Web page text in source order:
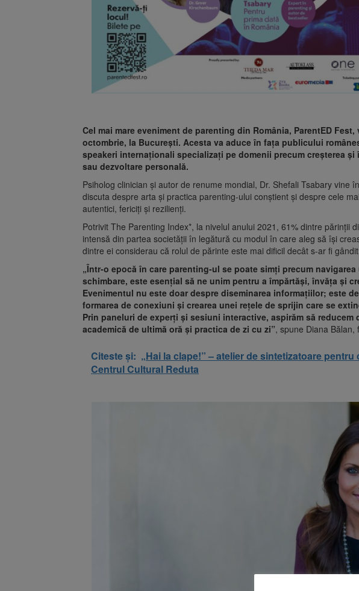
Cel mai mare eveniment de parenting din România, ParentED
octombrie, la București. Acesta va aduce în fața publicului
speakeri internaționali specializați pe domenii precum creșterea
sau dezvoltare personală.
Psiholog clinician și autor de renume mondial, Dr. Shefali Tsabary vine
discuta despre arta și practica parenting-ului conștient și despre cele
autentici, fericiți și rezilienți.
Potrivit The Parenting Index*, la nivelul anului 2021, 61% dintre părinții
intensă din partea societății în legătură cu modul în care aleg să își
dintre ei considerau că rolul de părinte este mai dificil decât s-ar fi
„Într-o epocă în care parenting-ul se poate simți precum
schimbare, este esențial să ne unim pentru a împărtăși, învăța și
Evenimentul nu este doar despre diseminarea informațiilor; este
formarea de conexiuni și crearea unei rețele de sprijin care se
Prin paneluri de experți și sesiuni interactive, aspirăm să reducem
academică de ultimă oră și practica de zi cu zi”, spune Diana Bălan,
Citeste și: „Hai la clape!” – atelier de sintetizatoare
Centrul Cultural Reduta